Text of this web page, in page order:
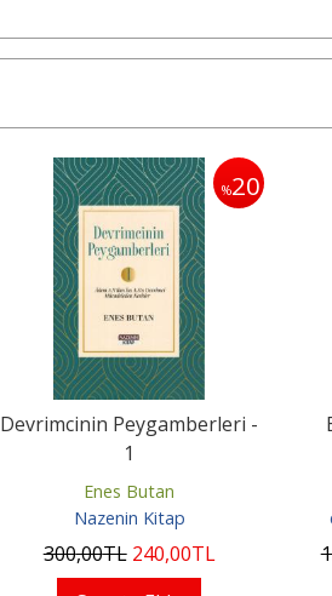
%20
Devrimcinin Peygamberleri -
1
Enes Butan
Nazenin Kitap
300,00TL 240,00TL